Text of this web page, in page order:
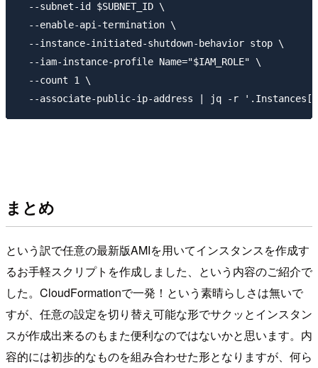
  --subnet-id $SUBNET_ID \
  --enable-api-termination \
  --instance-initiated-shutdown-behavior stop \
  --iam-instance-profile Name="$IAM_ROLE" \
  --count 1 \
まとめ
という訳で任意の最新版AMIを用いてインスタンスを作成す
るお手軽スクリプトを作成しました、という内容のご紹介で
した。CloudFormationで一発！という素晴らしさは無いで
すが、任意の設定を切り替え可能な形でサクッとインスタン
スが作成出来るのもまた便利なのではないかと思います。内
容的には初歩的なものを組み合わせた形となりますが、何ら